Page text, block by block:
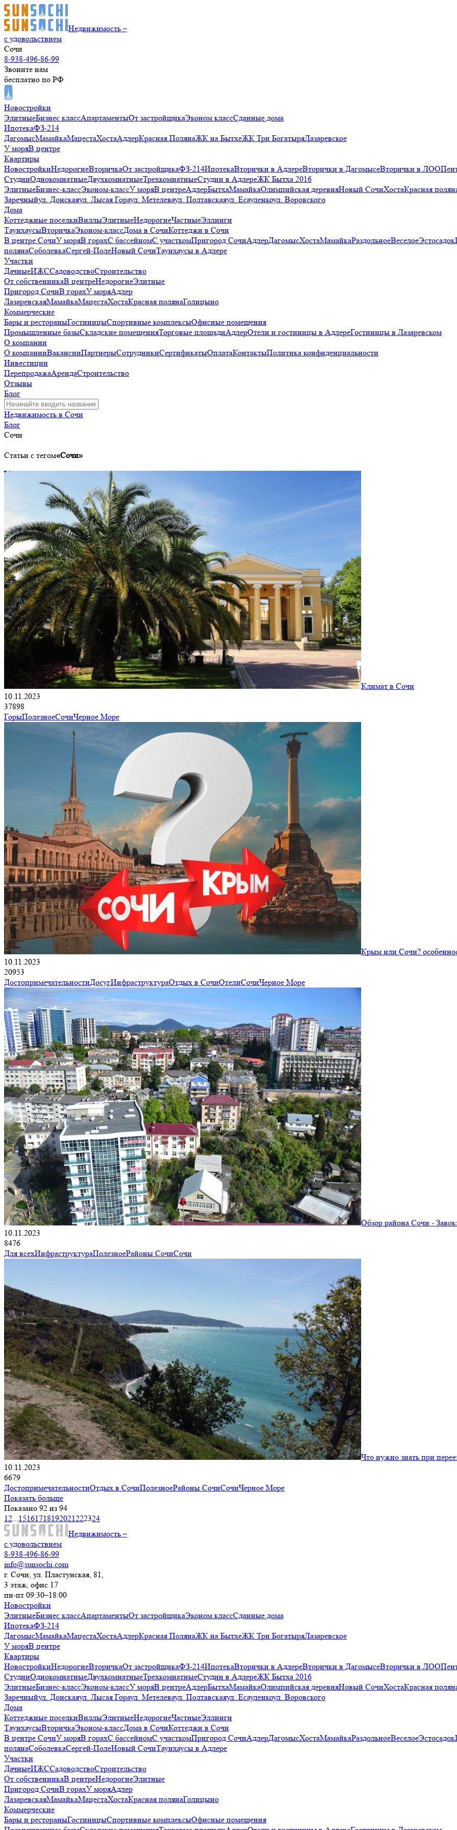
Недвижимость –
с удовольствием
Сочи
8-938-496-86-99
Звоните нам
бесплатно по РФ
Новостройки
ЭлитныеБизнес классАпартаментыОт застройщикаЭконом классСданные дома
ИпотекаФЗ-214
ДагомысМамайкаМацестаХостаАдлерКрасная ПолянаЖК на БытхеЖК Три БогатыряЛазаревское
У моряВ центре
Квартиры
НовостройкиНедорогиеВторичкаОт застройщикаФЗ-214ИпотекаВторички в АдлереВторички в ДагомысеВторички в ЛОО
СтудииОднокомнатныеДвухкомнатныеТрехкомнатныеСтудии в АдлереЖК Бытха 2016
ЭлитныеБизнес-классЭконом-классУ моряВ центреАдлерБытхаМамайкаОлимпийская деревняНовый СочиХостаКрасная
Заречныйул. Донскаяул. Лысая Гораул. Метелеваул. Полтавскаяул. Есауленкоул. Воровского
Дома
Коттеджные поселкиВиллыЭлитныеНедорогиеЧастныеЭллинги
ТаунхаусыВторичкаЭконом-классДома в СочиКоттеджи в Сочи
В центре СочиУ моряВ горахС бассейномС участкомПригород СочиАдлерДагомысХостаМамайкаРаздольноеВеселоеЭстосадок
полянаСоболевкаСергей-ПолеНовый СочиТаунхаусы в Адлере
Участки
ДачныеИЖССадоводствоСтроительство
От собственникаВ центреНедорогиеЭлитные
Пригород СочиВ горахУ моряАдлер
ЛазаревскаяМамайкаМацестаХостаКрасная полянаГолицыно
Коммерческие
Бары и рестораныГостиницыСпортивные комплексыОфисные помещения
Промышленные базыСкладские помещенияТорговые площадиАдлерОтели и гостиницы в АдлереГостиницы в Лазаревском
О компании
О компанииВакансииПартнерыСотрудникиСертификатыОплатаКонтактыПолитика конфиденциальности
Инвестиции
ПерепродажаАрендаСтроительство
Отзывы
Блог
Недвижимость в Сочи
Блог
Сочи
Статьи с тегом«Сочи»
Климат в Сочи
10.11.2023
37898
ГорыПолезноеСочиЧерное Море
Крым или Сочи?
10.11.2023
20953
ДостопримечательностиДосугИнфраструктураОтдых в СочиОтелиСочиЧерное Море
Обзор района Сочи -
10.11.2023
8476
Для всехИнфраструктураПолезноеРайоны СочиСочи
Что нужно знать при
10.11.2023
6679
ДостопримечательностиОтдых в СочиПолезноеРайоны СочиСочиЧерное Море
Показать больше
Показано 92 из 94
12...15161718192021222324
Недвижимость –
с удовольствием
8-938-496-86-99
info@sunsochi.com
г. Сочи, ул. Пластунская, 81,
3 этаж, офис 17
пн-пт 09:30–18:00
Новостройки
ЭлитныеБизнес классАпартаментыОт застройщикаЭконом классСданные дома
ИпотекаФЗ-214
ДагомысМамайкаМацестаХостаАдлерКрасная ПолянаЖК на БытхеЖК Три БогатыряЛазаревское
У моряВ центре
Квартиры
НовостройкиНедорогиеВторичкаОт застройщикаФЗ-214ИпотекаВторички в АдлереВторички в ДагомысеВторички в ЛОО
СтудииОднокомнатныеДвухкомнатныеТрехкомнатныеСтудии в АдлереЖК Бытха 2016
ЭлитныеБизнес-классЭконом-классУ моряВ центреАдлерБытхаМамайкаОлимпийская деревняНовый СочиХостаКрасная
Заречныйул. Донскаяул. Лысая Гораул. Метелеваул. Полтавскаяул. Есауленкоул. Воровского
Дома
Коттеджные поселкиВиллыЭлитныеНедорогиеЧастныеЭллинги
ТаунхаусыВторичкаЭконом-классДома в СочиКоттеджи в Сочи
В центре СочиУ моряВ горахС бассейномС участкомПригород СочиАдлерДагомысХостаМамайкаРаздольноеВеселоеЭстосадок
полянаСоболевкаСергей-ПолеНовый СочиТаунхаусы в Адлере
Участки
ДачныеИЖССадоводствоСтроительство
От собственникаВ центреНедорогиеЭлитные
Пригород СочиВ горахУ моряАдлер
ЛазаревскаяМамайкаМацестаХостаКрасная полянаГолицыно
Коммерческие
Бары и рестораныГостиницыСпортивные комплексыОфисные помещения